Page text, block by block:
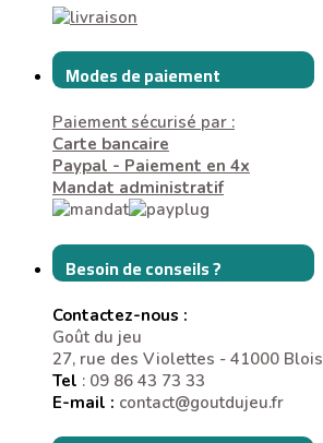
Modes de paiement
Paiement sécurisé par :
Carte bancaire
Paypal - Paiement en 4x
Mandat administratif
Besoin de conseils ?
Contactez-nous :
Goût du jeu
27, rue des Violettes - 41000 Blois
Tel : 09 86 43 73 33
E-mail : contact@goutdujeu.fr